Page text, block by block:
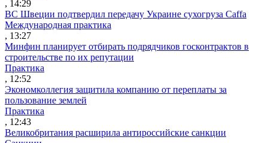
, 14:29
ВС Швеции подтвердил передачу Украине сухогруза Caffa
Международная практика
, 13:27
Минфин планирует отбирать подрядчиков госконтрактов в
строительстве по их репутации
Практика
, 12:52
Экономколлегия защитила компанию от переплаты за
пользование землей
Практика
, 12:43
Великобритания расширила антироссийские санкции